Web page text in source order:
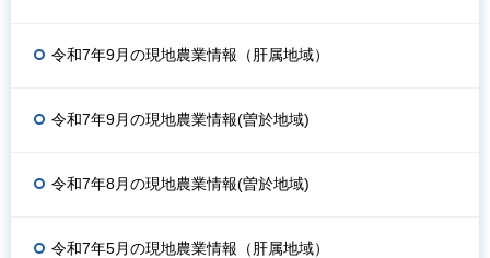
令和7年9月の現地農業情報（肝属地域）
令和7年9月の現地農業情報(曽於地域)
令和7年8月の現地農業情報(曽於地域)
令和7年5月の現地農業情報（肝属地域）